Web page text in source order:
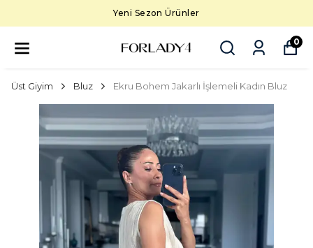
Yeni Sezon Ürünler
0
Üst Giyim Bluz Ekru Bohem Jakarlı İşlemeli Kadın Bluz